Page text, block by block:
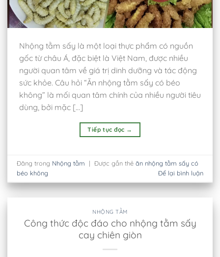
Nhộng tằm sấy là một loại thực phẩm có nguồn
gốc từ châu Á, đặc biệt là Việt Nam, được nhiều
người quan tâm về giá trị dinh dưỡng và tác động
sức khỏe. Câu hỏi “Ăn nhộng tằm sấy có béo
không” là mối quan tâm chính của nhiều người tiêu
dùng, bởi mặc […]
Tiếp tục đọc →
Đăng trong Nhộng tằm | Được gắn thẻăn nhộng tằm sấy có
béo không
Để lại bình luận
NHỘNG TẰM
Công thức độc đáo cho nhộng tằm sấy
cay chiên giòn